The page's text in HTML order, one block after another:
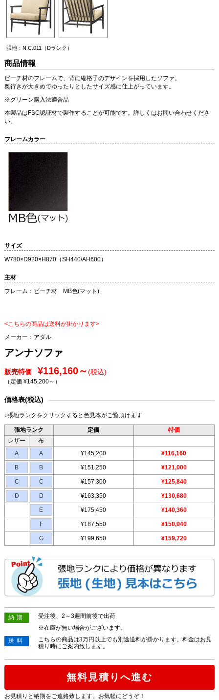
張地：N.C.011（Dランク）
商品情報
ビーチ材のフレームで、背に縦格子のデザインを採用したソファ。
奥行きが大きめでゆったりとしたサイズ感に仕上がっています。
※グリーン購入法適合品
本製品はFSC認証材で製作することが可能です。詳しくはお問い合わせくださ
い。
フレームカラー
サイズ
W780×D920×H870（SH440/AH600）
主材
フレーム：ビーチ材 MB色(マット)
<こちらの商品は送料が掛かります>
メーカー： アダル
アンナソファ
販売特価 ¥116,160～(税込)
（定価 ¥145,200～ ）
価格表(税込)
↓張地ランクをクリックすると色見本がご覧頂けます
張地ランク 定価
特価
レザー
布
A
A ¥145,200 ¥116,160
B B ¥151,250 ¥121,000
C C ¥157,300 ¥125,840
D D ¥163,350 ¥130,680
E ¥175,450 ¥140,360
F ¥187,550 ¥150,040
G ¥199,650 ¥159,720
納期
受注後、2～3週間前後で出荷
※在庫が無い場合がございます。
送料
こちらの商品は3万円以上でも別途送料が掛かります。料金はお見
積り時にご案内致します。
無料見積りへ進む
お見積りと納期をご連絡致します。お気軽にどうぞ！